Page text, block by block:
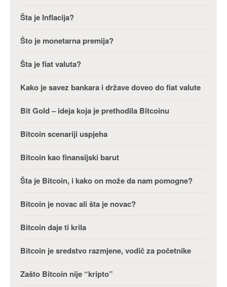
Šta je Inflacija?
Što je monetarna premija?
Šta je fiat valuta?
Kako je savez bankara i države doveo do fiat valute
Bit Gold – ideja koja je prethodila Bitcoinu
Bitcoin scenariji uspjeha
Bitcoin kao finansijski barut
Šta je Bitcoin, i kako on može da nam pomogne?
Bitcoin je novac ali šta je novac?
Bitcoin daje ti krila
Bitcoin je sredstvo razmjene, vodič za početnike
Zašto Bitcoin nije “kripto”